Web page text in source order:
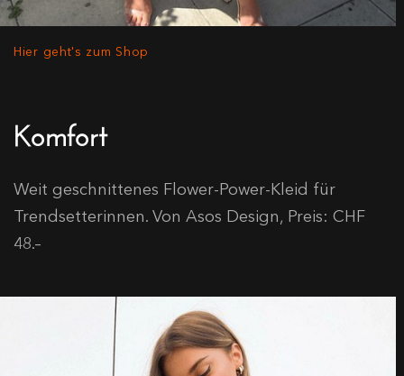
Hier geht's zum Shop
Komfort
Weit geschnittenes Flower-Power-Kleid für
Trendsetterinnen. Von Asos Design, Preis: CHF
48.–